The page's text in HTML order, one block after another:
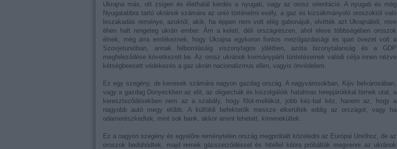
Ukrajna más, ott zsigeri és élethalál kérdés a nyugati, vagy az orosz orientáció. A nyugati és még
Nyugatabbra tartó ukránok számára az unió történelmi esély, a gaz és kizsákmányoló oroszoktól való
leszakadás reménye, azoktól, akik, ha éppen nem volt elég gabonájuk, elvitték azt Ukrajnából, mire
éhen halt rengeteg ukrán ember. Ám a keleti, déli országrészen, ahol eleve többségében oroszok
élnek, még arra emlékeznek, hogy Ukrajna egykoron fontos mezőgazdasági és ipari övezet volt a
Szovjetunióban, annak felbomlásáig viszonylagos jólétben, azóta bizonytalanság és a GDP
megfeleződése következett be. Az orosz ukránok kormánypárti tüntetéseinek valódi célja innen nézve
kétségbeesett védekezés a gaz ukrán nacionalizmus ellen, vagyis önvédelem.
Ez egy szegény, de kevesek számára nagyon gazdag ország. A nagyvárosokban, Kijiv belvárosában,
vagy a gazdag Donyeckben az elit, az oligarchák és kiszolgálóik hatalmas terepjáróikkal törnek utat, a
kereszteződésekben nem az a szabály, hogy főút-mellékút, jobb kéz-bal kéz, hanem az, hogy a
nagyobb autó megy előbb. A külföldi befektetők messze elkerülték eddig az országot, vagy ha
odamerészkedtek, mint sok bank, akkor amint lehetett, kimenekültek.
Ez a nagyon szegény és egyelőre reménytelen ország megpróbált közeledni az Európai Unióhoz, de az
oroszok bedühödtek, majd remek gázszerződéssel és hitellel kilóra próbálták megvenni az ukránok